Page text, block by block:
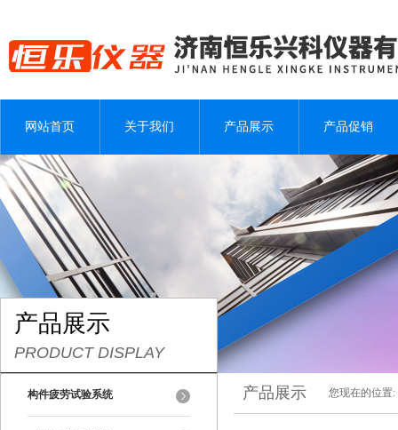
网站首页 关于我们 产品展示 产品促销
产品展示
PRODUCT DISPLAY
构件疲劳试验系统 产品展示 您现在的位置: